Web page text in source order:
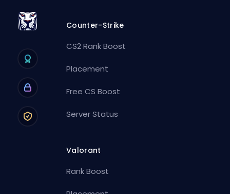
Counter-Strike
CS2 Rank Boost
Placement
Free CS Boost
Server Status
Valorant
Rank Boost